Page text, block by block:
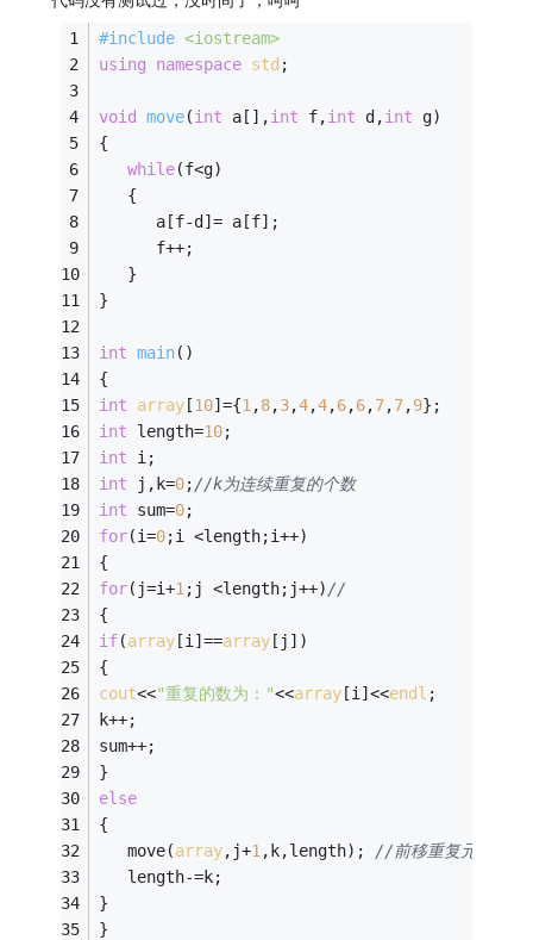
#include <iostream>
using
namespace std ;
void move(int a[],int f,int d,int g)
{
while(f<g)
   {
      a[f-d]= a[f];
      f++;
   }
}
int main()
{
int
array [10]={1 ,8,3,4,4,6,6,7,7,9};
int length=10;
int i;
int j,k=0;//k为连续重复的个数
int sum=0;
for(i=0;i <length;i++)
{
for(j=i+1 ;j <length;j++)//
{
if(array [i]==array [j])
{
cout<<"重复的数为："<<array [i]<<endl ;
k++;
sum++;
}
else
{
   move(
array,j+1 ,k,length); //前移重复元素后面
   length-=k;
}
}